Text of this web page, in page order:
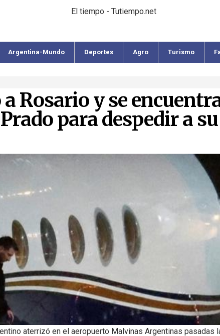
El tiempo - Tutiempo.net
Argentina-Mundo Deportes Agro Turismo
Rosario y se
para despedir a su
aterrizó en el aeropuerto Malvinas Argentinas pasadas